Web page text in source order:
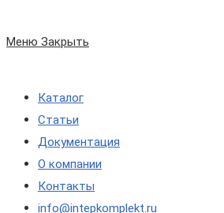
Меню Закрыть
Каталог
Статьи
Документация
О компании
Контакты
info@intepkomplekt.ru